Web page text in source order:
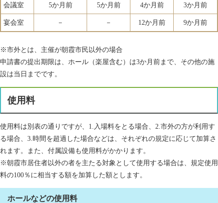
会議室 5か月前 5か月前 4か月前 3か月前
宴会室 － － 12か月前 9か月前
※市外とは、主催が朝霞市民以外の場合
申請書の提出期限は、ホール（楽屋含む）は3か月前まで、その他の施
設は当日までです。
使用料
使用料は別表の通りですが、1.入場料をとる場合、2.市外の方が利用す
る場合、3.時間を超過した場合などは、それぞれの規定に応じて加算さ
れます。また、付属設備も使用料がかかります。
※朝霞市居住者以外の者を主たる対象として使用する場合は、規定使用
料の100％に相当する額を加算した額とします。
ホールなどの使用料